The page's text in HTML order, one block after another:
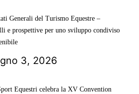
Generali del Turismo Equestre –
e prospettive per uno sviluppo condiviso
3, 2026
Equestri celebra la XV Convention